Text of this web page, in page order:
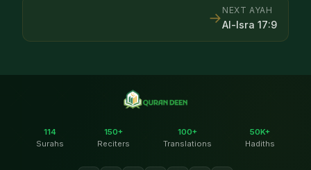
NEXT AYAH
Al-Isra 17:9
→
114
Surahs
150+
Reciters
100+
Translations
50K+
Hadiths